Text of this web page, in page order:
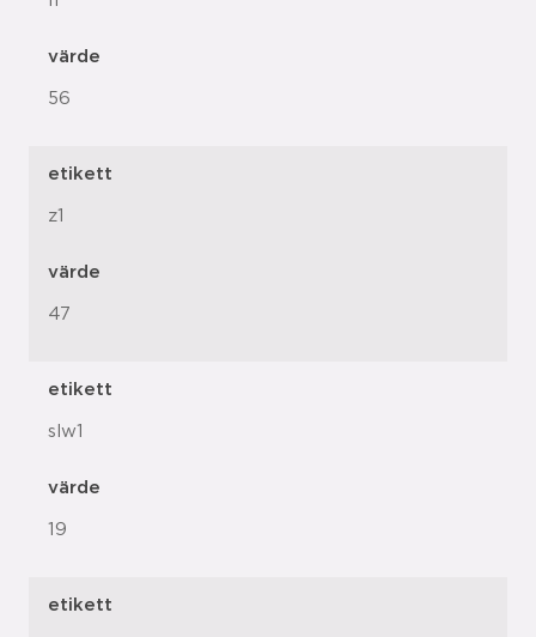
värde
56
etikett
z1
värde
47
etikett
slw1
värde
19
etikett